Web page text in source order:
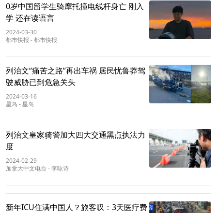
0岁中国留学生骑摩托撞电线杆身亡 刚入
学 还在读语言
2024-03-30
都市快报 -都市快报
列治文“痛苦之路”再出车祸 居民忧鲁莽驾
驶威胁已到危急关头
2024-03-16
星岛 -星岛
列治文皇家骑警加大四大交通黑点执法力
度
2024-02-29
加拿大中文电台 -李咏诗
新年ICU住满中国人？旅客叹：3天医疗费